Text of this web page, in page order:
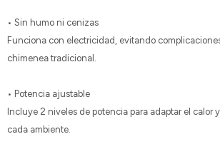
• Sin humo ni cenizas
Funciona con electricidad, evitando
chimenea tradicional.
• Potencia ajustable
Incluye 2 niveles de potencia para adaptar el calor
cada ambiente.